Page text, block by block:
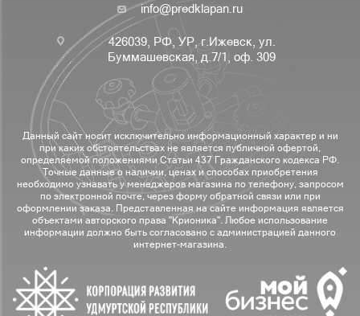
info@predklapan.ru
426039, РФ, УР, г.Ижевск, ул.
Буммашевская, д.7/1, оф. 309
Данный сайт носит исключительно информационный характер и ни
при каких обстоятельствах не является публичной офертой,
определяемой положениями Статьи 437 Гражданского кодекса РФ.
Точные данные о наличии, ценах и способах приобретения
необходимо узнавать у менеджеров магазина по телефону, запросом
по электронной почте, через форму обратной связи или при
оформлении заказа. Представленная на сайте информация является
объектами авторского права "Крионика". Любое использование
информации должно быть согласовано с администрацией данного
интернет-магазина.